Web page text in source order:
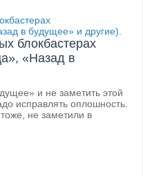
блокбастерах
«Назад в
и не заметить этой
исправлять оплошность.
не заметили в